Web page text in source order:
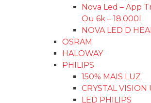
PISCA VW
IMPORTADO
CALHA DE CHUVA
PALHETAS
BARRA/AUXILIAR LED
BUZINA
ACESSÓRIOS AUTOMOTIVO
CINTA P/REBOQUE
Macaco Automotivo